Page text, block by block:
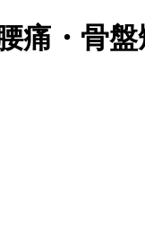
痛・骨盤